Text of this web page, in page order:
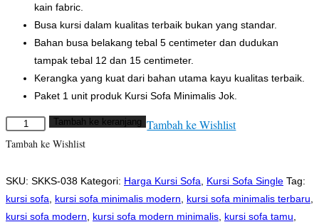
kain fabric.
Busa kursi dalam kualitas terbaik bukan yang standar.
Bahan busa belakang tebal 5 centimeter dan dudukan
tampak tebal 12 dan 15 centimeter.
Kerangka yang kuat dari bahan utama kayu kualitas terbaik.
Paket 1 unit produk Kursi Sofa Minimalis Jok.
Kuantitas
Kursi
Minimalis
Jok
Kenyal
Tambah ke keranjang Tambah ke Wishlist
Tambah ke Wishlist
SKU: SKKS-038 Kategori: Harga Kursi Sofa Kursi Sofa Single Tag:
kursi sofa
kursi sofa minimalis modern kursi sofa minimalis terbaru
kursi sofa modern
kursi sofa modern minimalis kursi sofa tamu